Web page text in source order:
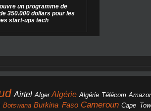
un programme de
350.000 dollars pour les
start-ups tech
Airtel Alger Algérie Algérie Télécom
Botswana Burkina Faso Cameroun Cape